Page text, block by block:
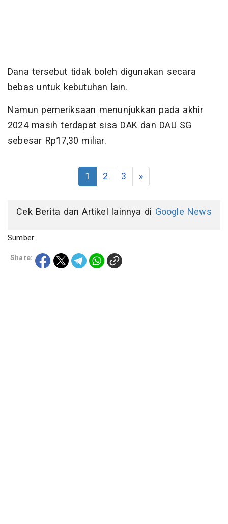
Dana tersebut tidak boleh digunakan secara
bebas untuk kebutuhan lain.
Namun pemeriksaan menunjukkan pada akhir
2024 masih terdapat sisa DAK dan DAU SG
sebesar Rp17,30 miliar.
1 2 3 »
Cek Berita dan Artikel lainnya di Google News
Sumber:
Share: